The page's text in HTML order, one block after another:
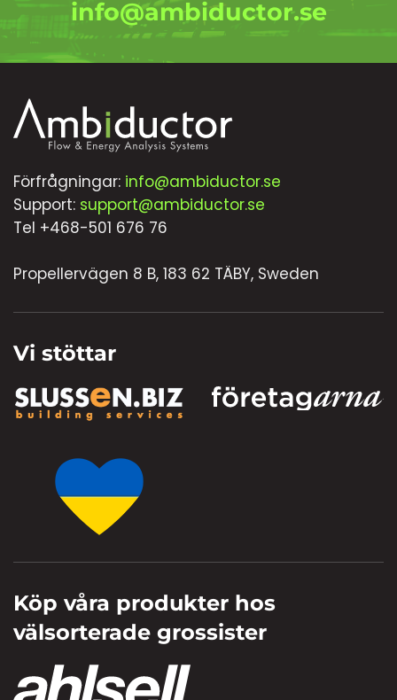
info@ambiductor.se
Förfrågningar: info@ambiductor.se
Support: support@ambiductor.se
Tel +468-501 676 76
Propellervägen 8 B, 183 62 TÄBY, Sweden
Vi stöttar
Köp våra produkter hos
välsorterade grossister